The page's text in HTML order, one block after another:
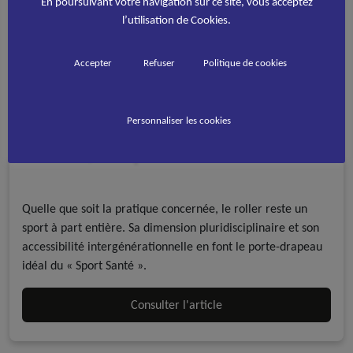
Quelle que soit la pratique concernée, le roller reste un
sport à part entière. Sa dimension pluridisciplinaire et son
accessibilité intergénérationnelle en font le porte-drapeau
idéal du « Sport Santé ».
Consulter l'article
l’utilisation de Cookies.
Accepter Refuser Politique de cookies
Personnaliser les cookies